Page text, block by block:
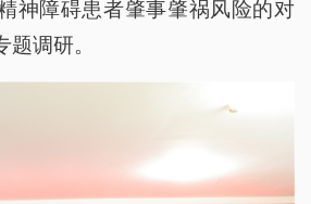
神障碍患者肇事肇祸风险的对
题调研。